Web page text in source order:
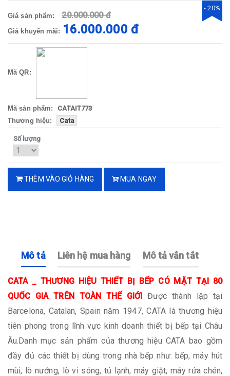
Giá sản phẩm: 20.000.000 đ
Giá khuyến mãi: 16.000.000 đ
- 20%
Mã QR:
Mã sản phẩm:
CATAIT773
Thương hiệu:
Cata
Số lượng
THÊM VÀO GIỎ HÀNG MUA NGAY
Mô tả Liên hệ mua hàng Mô tả vắn tắt
CATA _ THƯƠNG HIỆU THIẾT BỊ BẾP CÓ MẶT TẠI 80
QUỐC GIA TRÊN TOÀN THẾ GIỚIĐược thành lập tại
Barcelona, Catalan, Spain năm 1947, CATA là thương hiệu
tiên phong trong lĩnh vực kinh doanh thiết bị bếp tại Châu
Âu.Danh mục sản phẩm của thương hiệu CATA bao gồm
đầy đủ các thiết bị dùng trong nhà bếp như: bếp, máy hút
mùi, lò nướng, lò vi sóng, tủ lạnh, máy giặt, máy rửa chén,